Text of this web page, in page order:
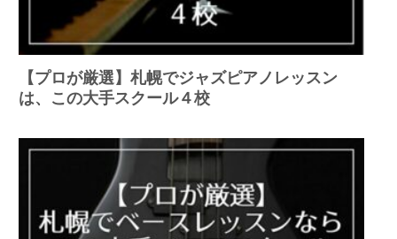
【プロが厳選】札幌でジャズピアノレッスン
は、この大手スクール４校